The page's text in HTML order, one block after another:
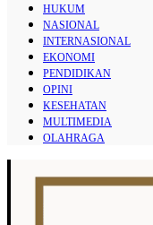
HUKUM
NASIONAL
INTERNASIONAL
EKONOMI
PENDIDIKAN
OPINI
KESEHATAN
MULTIMEDIA
OLAHRAGA